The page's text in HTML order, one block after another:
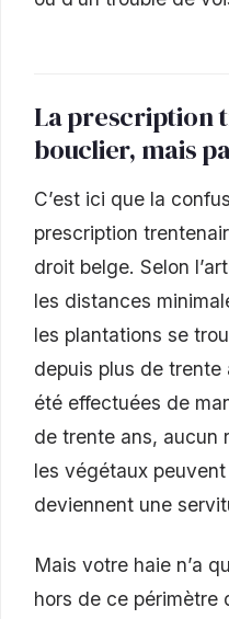
La prescription
bouclier, mais
C’est ici que la
prescription
droit belge. Selon
les distances
les plantations se
depuis plus de trente
été effectuées de
de trente ans, aucun
les végétaux
deviennent une
Mais votre haie n’a
hors de ce périmètre